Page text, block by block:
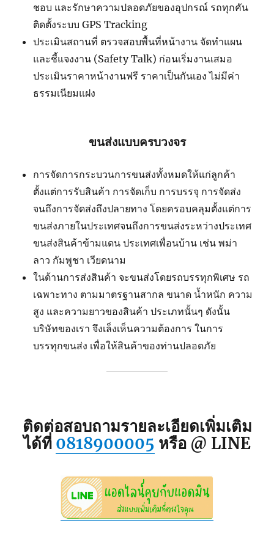
ชอบ และรักษาความปลอดภัยของอุปกรณ์ รถทุกคัน
ติดตั้งระบบ GPS Tracking
ประเมินสถานที่ ตรวจสอบพื้นที่หน้างาน จัดทำแผน
และชี้แจงงาน (Safety Talk) ก่อนเริ่มงานเสมอ
ประเมินราคาหน้างานฟรี ราคาเป็นกันเอง ไม่มีค่า
ธรรมเนียมแฝง
ขนส่งแบบครบวงจร
การจัดการกระบวนการขนส่งทั้งหมดให้แก่ลูกค้า
ตั้งแต่การรับสินค้า การจัดเก็บ การบรรจุ การจัดส่ง
จนถึงการจัดส่งถึงปลายทาง โดยครอบคลุมตั้งแต่การ
ขนส่งภายในประเทศจนถึงการขนส่งระหว่างประเทศ
ขนส่งสินค้าข้ามแดน ประเทศเพื่อนบ้าน เช่น พม่า
ลาว กัมพูชา เวียดนาม
ในด้านการส่งสินค้า จะขนส่งโดยรถบรรทุกพิเศษ รถ
เฉพาะทาง ตามมาตรฐานสากล ขนาด น้ำหนัก ความ
สูง และความยาวของสินค้า ประเภทนั้นๆ ดังนั้น
บริษัทของเรา จึงเล็งเห็นความต้องการ ในการ
บรรทุกขนส่ง เพื่อให้สินค้าของท่านปลอดภัย
ติดต่อสอบถามรายละเอียดเพิ่มเติม
ได้ที่ 0818900005 หรือ @ LINE